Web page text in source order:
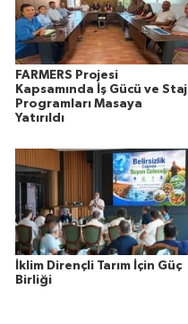
FARMERS Projesi
Kapsamında İş Gücü ve Staj
Programları Masaya
Yatırıldı
İklim Dirençli Tarım İçin Güç
Birliği